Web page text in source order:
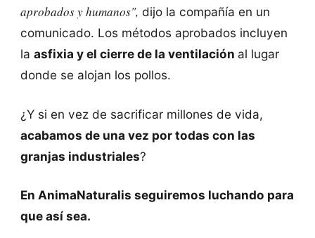
aprobados y humanos", dijo la compañía en un
comunicado. Los métodos aprobados incluyen
la asfixia y el cierre de la ventilación al lugar
donde se alojan los pollos.
¿Y si en vez de sacrificar millones de vida,
acabamos de una vez por todas con las
granjas industriales?
En AnimaNaturalis seguiremos luchando para
que así sea.